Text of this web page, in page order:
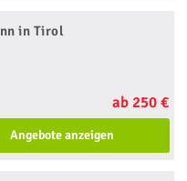
in Tirol
ab 250 €
Angebote anzeigen